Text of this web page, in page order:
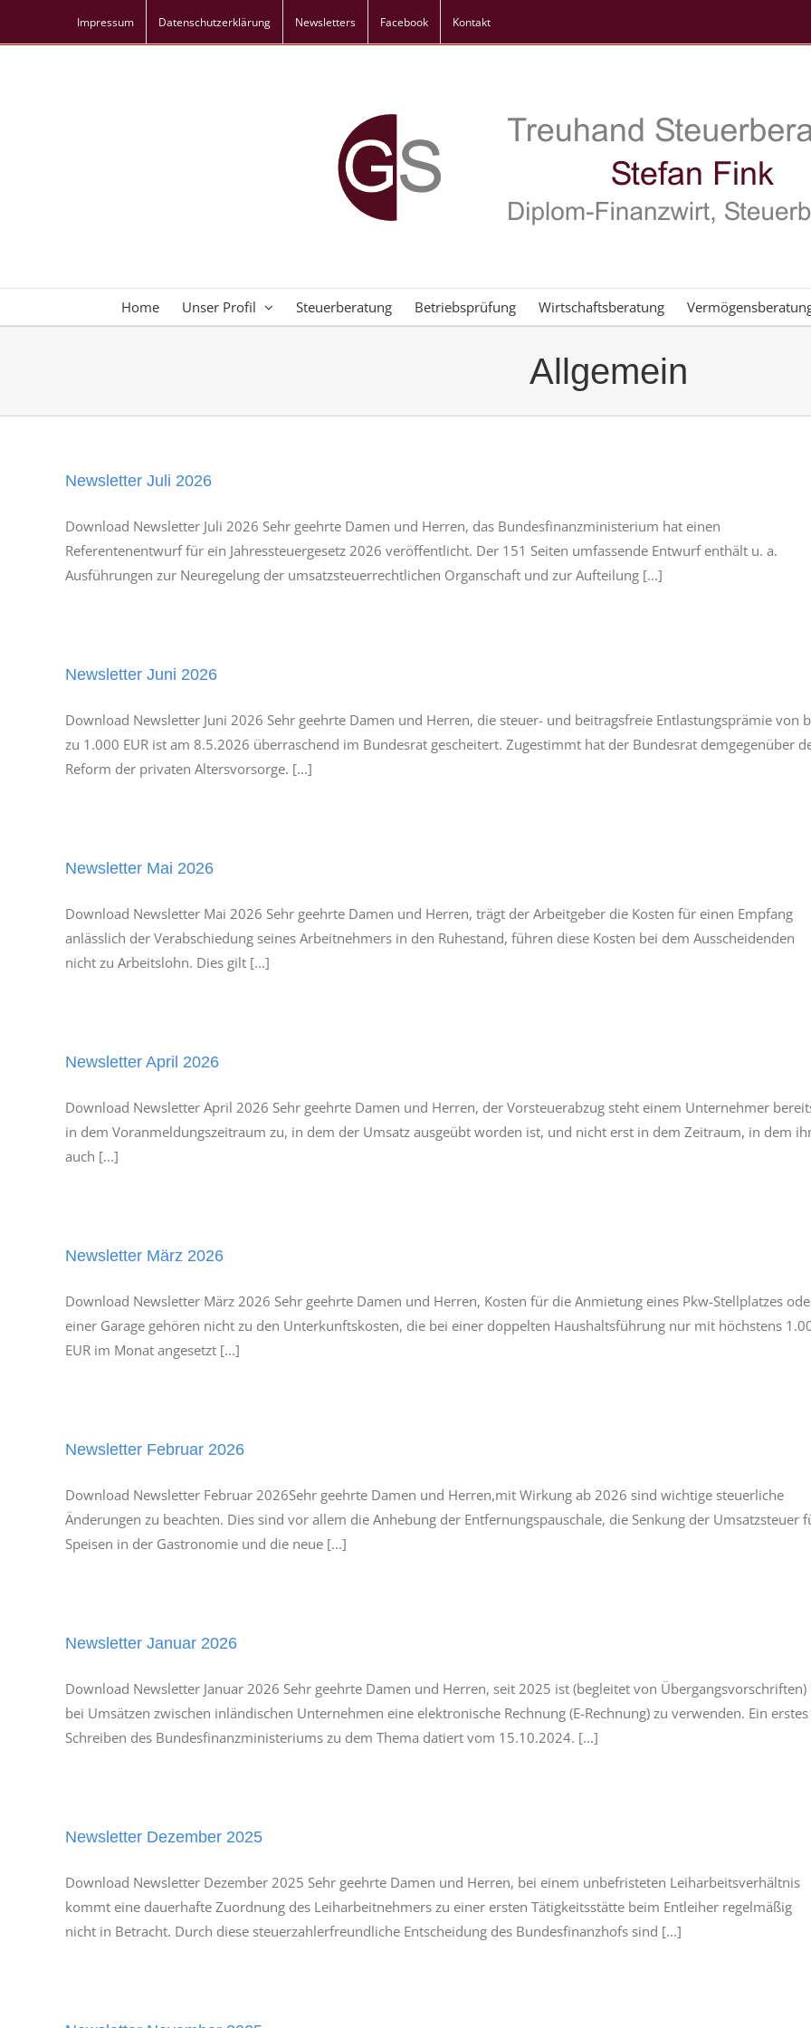
Impressum Datenschutz­erklärung Newsletters Facebook Kontakt
Home Unser Profil Steuerberatung Betriebsprüfung Wirtschaftsberatung
Allgemein
Newsletter Juli 2026
Download Newsletter Juli 2026 Sehr geehrte Damen und Herren, das Bundesfinanzministerium hat einen
Referentenentwurf für ein Jahressteuergesetz 2026 veröffentlicht. Der 151 Seiten umfassende Entwurf enthält u. a.
Ausführungen zur Neuregelung der umsatzsteuerrechtlichen Organschaft und zur Aufteilung [...]
Newsletter Juni 2026
Download Newsletter Juni 2026 Sehr geehrte Damen und Herren, die steuer- und beitragsfreie Entlastungsprämie von
zu 1.000 EUR ist am 8.5.2026 überraschend im Bundesrat gescheitert. Zugestimmt hat der Bundesrat demgegenüber
Reform der privaten Altersvorsorge. [...]
Newsletter Mai 2026
Download Newsletter Mai 2026 Sehr geehrte Damen und Herren, trägt der Arbeitgeber die Kosten für einen Empfang
anlässlich der Verabschiedung seines Arbeitnehmers in den Ruhestand, führen diese Kosten bei dem Ausscheidenden
nicht zu Arbeitslohn. Dies gilt [...]
Newsletter April 2026
Download Newsletter April 2026 Sehr geehrte Damen und Herren, der Vorsteuerabzug steht einem Unternehmer
in dem Voranmeldungszeitraum zu, in dem der Umsatz ausgeübt worden ist, und nicht erst in dem Zeitraum, in dem
auch [...]
Newsletter März 2026
Download Newsletter März 2026 Sehr geehrte Damen und Herren, Kosten für die Anmietung eines Pkw-Stellplatzes
einer Garage gehören nicht zu den Unterkunftskosten, die bei einer doppelten Haushaltsführung nur mit höchstens
EUR im Monat angesetzt [...]
Newsletter Februar 2026
Download Newsletter Februar 2026Sehr geehrte Damen und Herren,mit Wirkung ab 2026 sind wichtige steuerliche
Änderungen zu beachten. Dies sind vor allem die Anhebung der Entfernungspauschale, die Senkung der Umsatzsteuer
Speisen in der Gastronomie und die neue [...]
Newsletter Januar 2026
Download Newsletter Januar 2026 Sehr geehrte Damen und Herren, seit 2025 ist (begleitet von Übergangsvorschriften)
bei Umsätzen zwischen inländischen Unternehmen eine elektronische Rechnung (E-Rechnung) zu verwenden. Ein erstes
Schreiben des Bundesfinanzministeriums zu dem Thema datiert vom 15.10.2024. [...]
Newsletter Dezember 2025
Download Newsletter Dezember 2025 Sehr geehrte Damen und Herren, bei einem unbefristeten Leiharbeitsverhältnis
kommt eine dauerhafte Zuordnung des Leiharbeitnehmers zu einer ersten Tätigkeitsstätte beim Entleiher regelmäßig
nicht in Betracht. Durch diese steuerzahlerfreundliche Entscheidung des Bundesfinanzhofs sind [...]